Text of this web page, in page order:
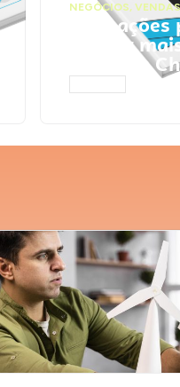
NEGÓCIOS, VENDAS
Faça
vender
Prompts